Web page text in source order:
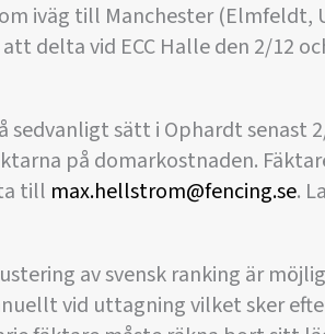
iväg till Manchester (Elmfeldt,
delta vid ECC Halle den 2/12
sedvanligt sätt i Ophardt senast
på domarkostnaden.
till max.hellstrom@fencing.se.
av svensk ranking är
vid uttagning vilket sker